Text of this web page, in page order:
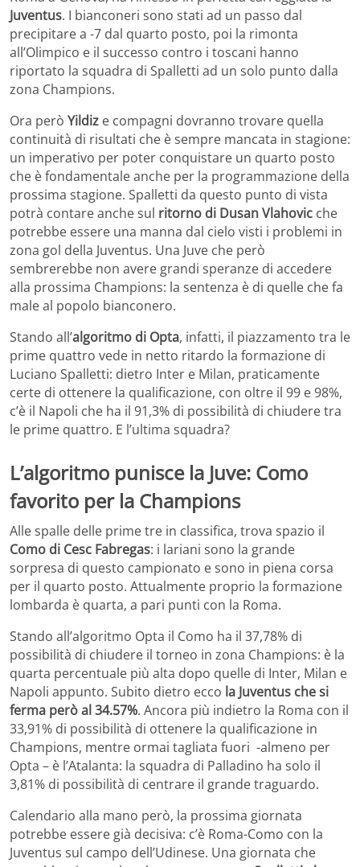
Juventus. I bianconeri sono stati ad un passo dal
precipitare a -7 dal quarto posto, poi la rimonta
all’Olimpico e il successo contro i toscani hanno
riportato la squadra di Spalletti ad un solo punto dalla
zona Champions.
Ora però Yildiz e compagni dovranno trovare quella
continuità di risultati che è sempre mancata in stagione:
un imperativo per poter conquistare un quarto posto
che è fondamentale anche per la programmazione della
prossima stagione. Spalletti da questo punto di vista
potrà contare anche sul ritorno di Dusan Vlahovic che
potrebbe essere una manna dal cielo visti i problemi in
zona gol della Juventus. Una Juve che però
sembrerebbe non avere grandi speranze di accedere
alla prossima Champions: la sentenza è di quelle che fa
male al popolo bianconero.
Stando all’algoritmo di Opta, infatti, il piazzamento tra le
prime quattro vede in netto ritardo la formazione di
Luciano Spalletti: dietro Inter e Milan, praticamente
certe di ottenere la qualificazione, con oltre il 99 e 98%,
c’è il Napoli che ha il 91,3% di possibilità di chiudere tra
le prime quattro. E l’ultima squadra?
L’algoritmo punisce la Juve: Como
favorito per la Champions
Alle spalle delle prime tre in classifica, trova spazio il
Como di Cesc Fabregas: i lariani sono la grande
sorpresa di questo campionato e sono in piena corsa
per il quarto posto. Attualmente proprio la formazione
lombarda è quarta, a pari punti con la Roma.
Stando all’algoritmo Opta il Como ha il 37,78% di
possibilità di chiudere il torneo in zona Champions: è la
quarta percentuale più alta dopo quelle di Inter, Milan e
Napoli appunto. Subito dietro ecco la Juventus che si
ferma però al 34.57%. Ancora più indietro la Roma con il
33,91% di possibilità di ottenere la qualificazione in
Champions, mentre ormai tagliata fuori -almeno per
Opta – è l’Atalanta: la squadra di Palladino ha solo il
3,81% di possibilità di centrare il grande traguardo.
Calendario alla mano però, la prossima giornata
potrebbe essere già decisiva: c’è Roma-Como con la
Juventus sul campo dell’Udinese. Una giornata che